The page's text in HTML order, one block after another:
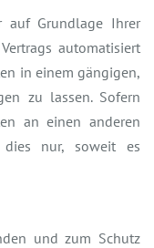
auf Grundlage Ihrer
automatisiert
in einem gängigen,
zu lassen. Sofern
an einen anderen
dies nur, soweit es
und zum Schutz